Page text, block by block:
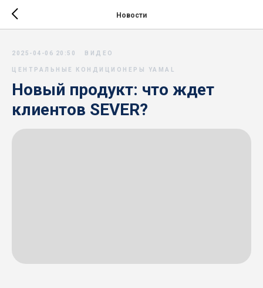
Новости
2025-04-06 20:50 ВИДЕО
ЦЕНТРАЛЬНЫЕ КОНДИЦИОНЕРЫ YAMAL
Новый продукт: что ждет
клиентов SEVER?